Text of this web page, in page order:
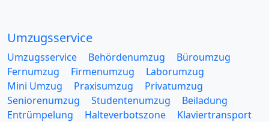
Umzugsservice
Umzugsservice Behördenumzug
Büroumzug
Fernumzug
Firmenumzug
Laborumzug
Mini Umzug
Praxisumzug
Privatumzug
Seniorenumzug
Studentenumzug
Beiladung
Entrümpelung
Halteverbotszone
Klaviertransport